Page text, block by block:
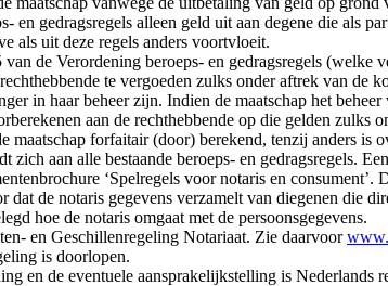
en gedragsregels alleen geld uit aan degene die als
als uit deze regels anders voortvloeit.
de Verordening beroeps- en gedragsregels (welke
te vergoeden zulks onder aftrek van de
in haar beheer zijn. Indien de maatschap het
aan de rechthebbende op die gelden
maatschap forfaitair (door) berekend, tenzij anders is
zich aan alle bestaande beroeps- en gedragsregels.
‘Spelregels voor notaris en consument’.
dat de notaris gegevens verzamelt van diegenen die
hoe de notaris omgaat met de persoonsgegevens.
en Geschillenregeling Notariaat. Zie daarvoor
is doorlopen.
en de eventuele aansprakelijkstelling is Nederlands